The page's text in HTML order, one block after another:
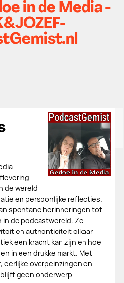
in de Media -
-
de wereld
en persoonlijke reflecties.
spontane herinneringen tot
de podcastwereld. Ze
en authenticiteit elkaar
een kracht kan zijn en hoe
in een drukke markt. Met
eerlijke overpeinzingen en
geen onderwerp